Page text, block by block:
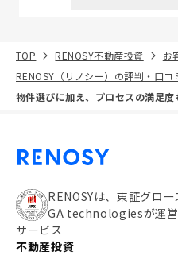
TOP RENOSY不動産投資
お
RENOSY（リノシー）の評判・口コ
物件選びに加え、プロセスの満足度
RENOSYは、東証グロ
GA technologiesが運営
サービス
不動産投資